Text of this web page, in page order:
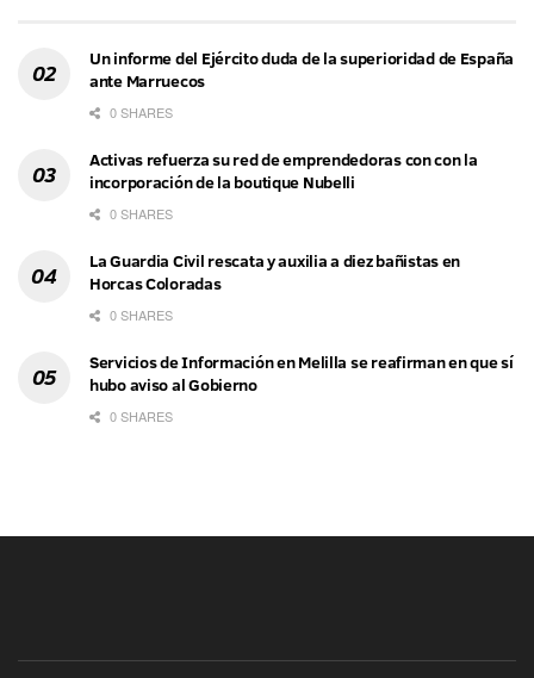
Un informe del Ejército duda de la superioridad de España
ante Marruecos
0 SHARES
Activas refuerza su red de emprendedoras con con la
incorporación de la boutique Nubelli
0 SHARES
La Guardia Civil rescata y auxilia a diez bañistas en
Horcas Coloradas
0 SHARES
Servicios de Información en Melilla se reafirman en que sí
hubo aviso al Gobierno
0 SHARES